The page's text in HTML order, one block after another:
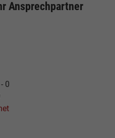
Ansprechpartner
0